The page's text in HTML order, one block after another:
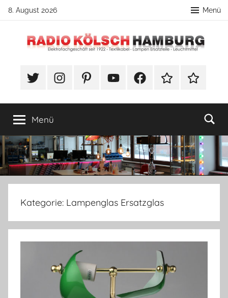
Zum
springen
8. August 2026 Menü
Radio
Hamburg
Lampenbau
#TwitterInstagramPinterestYouTubeFacebookTikTok Webshop
Menü
Kategorie: Lampenglas Ersatzglas